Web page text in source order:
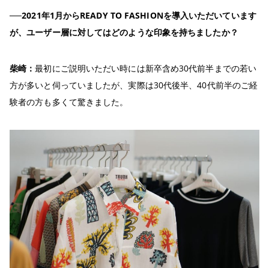
──2021年1月からREADY TO FASHIONを導入いただいています
が、ユーザー層に対してはどのような印象を持ちましたか？
柴崎：最初にご説明いただい時には新卒含め30代前半までの若い
方が多いと伺っていましたが、実際は30代後半、40代前半のご経
験者の方も多くて驚きました。